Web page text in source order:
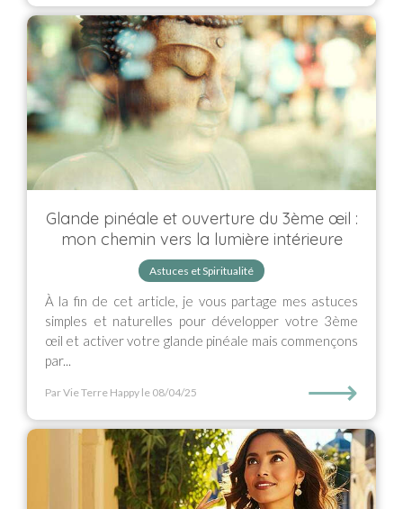
Glande pinéale et ouverture du 3ème œil :
mon chemin vers la lumière intérieure
Astuces et Spiritualité
À la fin de cet article, je vous partage mes astuces
simples et naturelles pour développer votre 3ème
œil et activer votre glande pinéale mais commençons
par...
Par Vie Terre Happy le 08/04/25 ⟶